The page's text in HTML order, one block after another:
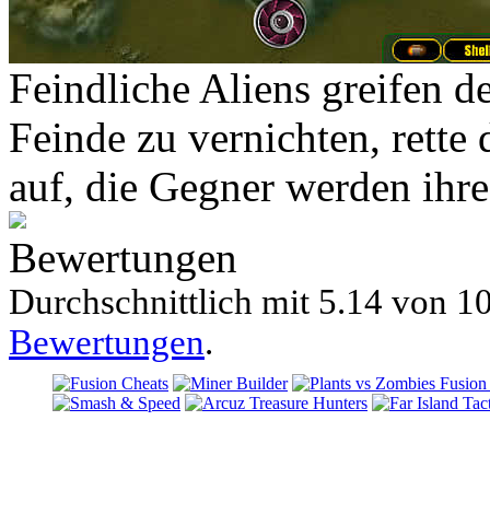
Feindliche Aliens greifen
Feinde zu vernichten, rette
auf, die Gegner werden
Bewertungen
Durchschnittlich mit 5.14 von
Bewertungen.